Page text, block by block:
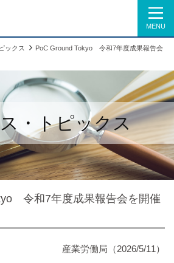
MENU
ックス
PoC Ground Tokyo 令和7年度成果報告会
・トピックス
令和7年度成果報告会を開催
産業労働局（2026/5/11）